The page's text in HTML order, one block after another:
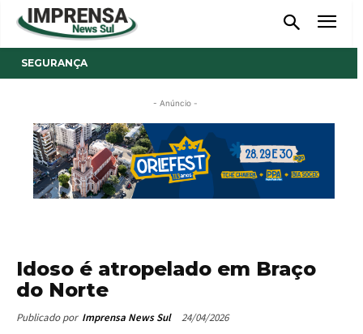
SEGURANÇA
- Anúncio -
Idoso é atropelado em Braço
do Norte
Publicado por Imprensa News Sul 24/04/2026